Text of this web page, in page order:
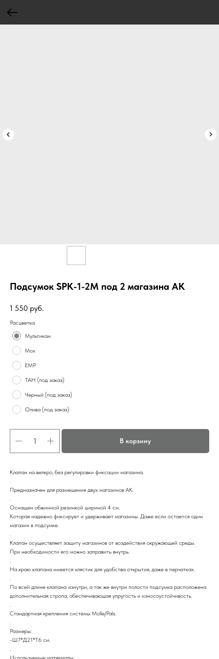
Подсумок SPK-1-2M под 2 магазина АК
1 550 руб.
Расцветка
Мультикам
Мох
ЕМР
ТАН (под заказ)
Черный (под заказ)
Олива (под заказ)
В корзину
Клапан на велкро, без регулировки фиксации магазина.
.
Предназначен для размещения двух магазинов АК.
.
Оснащен обжимной резинкой шириной 4 см.
Которая надежно фиксирует и удерживает магазины. Даже если остается один
магазин в подсумке.
.
Клапан осуществляет защиту магазинов от воздействия окружающей среды.
При необходимости его можно заправить внутрь.
.
На краю клапана имеется хлястик для удобства открытия, даже в перчатках.
.
По всей длине клапана изнутри, а так же внутри полости подсумка расположена
дополнительная стропа, обеспечивающая упругость и износоустойчивость.
.
Стандартная крепления системы Molle/Pals.
.
Размеры:
-Ш7*Д21*Т6 см.
.